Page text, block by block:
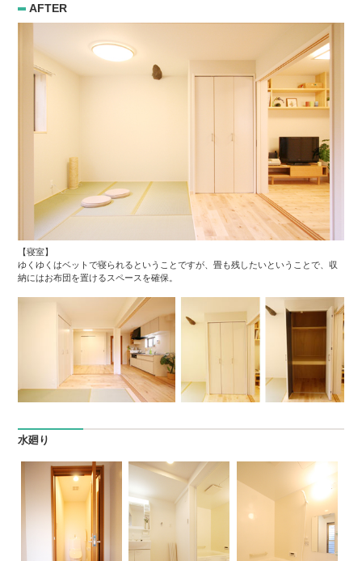
AFTER
【寝室】
ゆくゆくはベットで寝られるということですが、畳も残したいということで、収
納にはお布団を置けるスペースを確保。
水廻り